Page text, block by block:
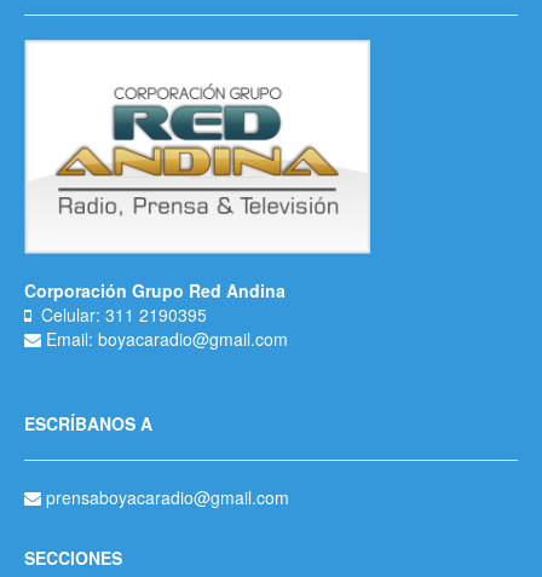
Corporación Grupo Red Andina
Celular: 311 2190395
Email: boyacaradio@gmail.com
ESCRÍBANOS A
prensaboyacaradio@gmail.com
SECCIONES